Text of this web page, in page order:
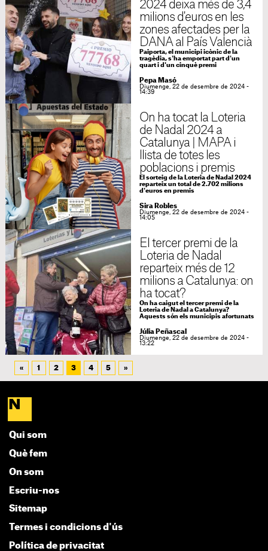
2024 deixa més de 3,4
milions d'euros en les
zones afectades per la
DANA al País Valencià
Paiporta, el municipi icònic de la
tragèdia, s'ha emportat part d'un
quart i d'un cinquè premi
Pepa Masó
Diumenge, 22 de desembre de 2024 -
14:39
On ha tocat la Loteria
de Nadal 2024 a
Catalunya | MAPA i
llista de totes les
poblacions i premis
El sorteig de la Loteria de Nadal 2024
reparteix un total de 2.702 milions
d'euros en premis
Sira Robles
Diumenge, 22 de desembre de 2024 -
14:05
El tercer premi de la
Loteria de Nadal
reparteix més de 12
milions a Catalunya: on
ha tocat?
On ha caigut el tercer premi de la
Loteria de Nadal a Catalunya?
Aquests són els municipis afortunats
Júlia Peñascal
Diumenge, 22 de desembre de 2024 -
13:22
« 1 2 3 4 5 »
Qui som
Què fem
On som
Escriu-nos
Sitemap
Termes i condicions d'ús
Política de privacitat